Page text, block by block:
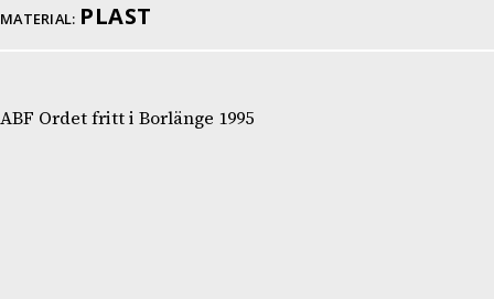
MATERIAL: PLAST
ABF Ordet fritt i Borlänge 1995